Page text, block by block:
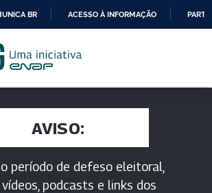
PARA
CONTEÚDO
BR ACESSO À INFORMAÇÃO
AVISO:
período de defeso eleitoral,
podcasts e links dos